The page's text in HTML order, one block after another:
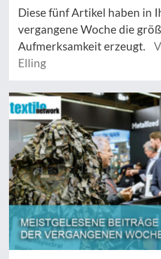
Diese fünf Artikel haben in
vergangene Woche die
Aufmerksamkeit erzeugt.
Elling